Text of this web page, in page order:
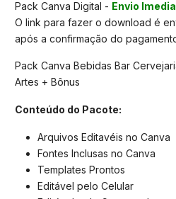
Pack Canva Digital - Envio
O link para fazer o download é
após a confirmação do
Pack Canva Bebidas Bar
Artes + Bônus
Conteúdo do Pacote:
Arquivos Editavéis no Canva
Fontes Inclusas no Canva
Templates Prontos
Editável pelo Celular